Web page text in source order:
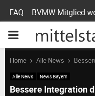
FAQ BVMW Mitglied
P
R
I
Home Alle News
Alle News News Bayern
Bessere Integration